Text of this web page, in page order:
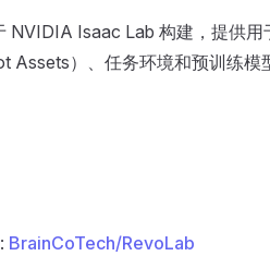
NVIDIA Isaac Lab 构建，提供
Assets）、任务环境和预训练模
: BrainCoTech/RevoLab